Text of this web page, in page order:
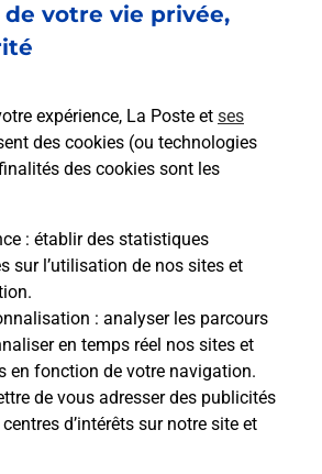
votre vie privée,
expérience, La Poste et ses
des cookies (ou technologies
des cookies sont les
: établir des statistiques
sur l’utilisation de nos sites et
: analyser les parcours
en temps réel nos sites et
en fonction de votre navigation.
de vous adresser des publicités
d’intérêts sur notre site et
des photos
la borne photo
des photos depuis
?
sur NICE